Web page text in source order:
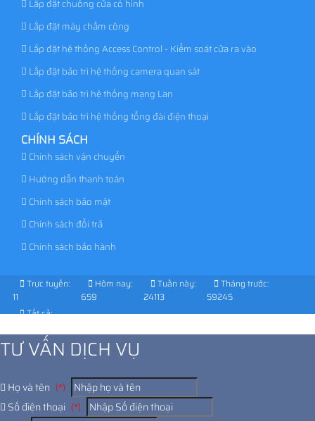
Lắp đặt chuông cửa có hình
Lắp đặt máy chấm công
Lắp đặt hệ thống Access Control - Kiểm soát cửa ra vào
Lắp đặt bảo trì hệ thống camera quan sát
Lắp đặt bảo trì hệ thống mạng Lan
Lắp đặt bảo trì hệ thống tổng đài điện thoại
CHÍNH SÁCH
Chính sách vận chuyển
Hướng dẫn thanh toán
Chính sách bảo mật
Chính sách đổi trả
Chính sách bảo hành
Trực tuyến:
11
Hôm nay:
659
Tuần này:
24113
Tháng trước:
59245
Tất cả:
TƯ VẤN DỊCH VỤ
Họ và tên (*)
Số điện thoại (*)